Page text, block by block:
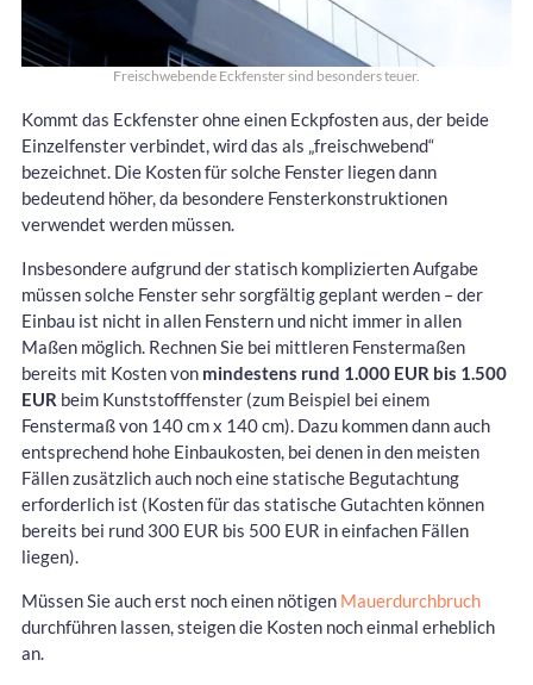
Freischwebende Eckfenster sind besonders teuer.
Kommt das Eckfenster ohne einen Eckpfosten aus, der beide
Einzelfenster verbindet, wird das als „freischwebend“
bezeichnet. Die Kosten für solche Fenster liegen dann
bedeutend höher, da besondere Fensterkonstruktionen
verwendet werden müssen.
Insbesondere aufgrund der statisch komplizierten Aufgabe
müssen solche Fenster sehr sorgfältig geplant werden – der
Einbau ist nicht in allen Fenstern und nicht immer in allen
Maßen möglich. Rechnen Sie bei mittleren Fenstermaßen
bereits mit Kosten von mindestens rund 1.000 EUR bis 1.500
EUR beim Kunststofffenster (zum Beispiel bei einem
Fenstermaß von 140 cm x 140 cm). Dazu kommen dann auch
entsprechend hohe Einbaukosten, bei denen in den meisten
Fällen zusätzlich auch noch eine statische Begutachtung
erforderlich ist (Kosten für das statische Gutachten können
bereits bei rund 300 EUR bis 500 EUR in einfachen Fällen
liegen).
Müssen Sie auch erst noch einen nötigen Mauerdurchbruch
durchführen lassen, steigen die Kosten noch einmal erheblich
an.